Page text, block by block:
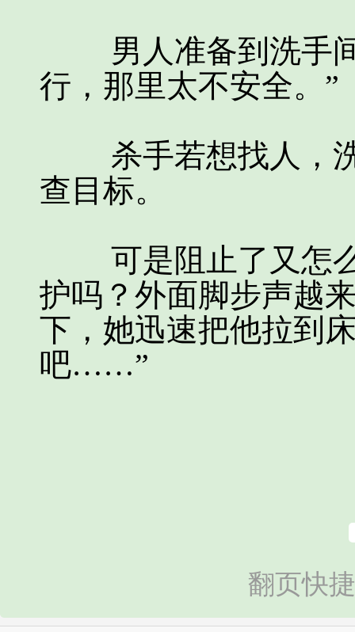
男人准备到洗手间
行，那里太不安全。”
杀手若想找人，洗
查目标。
可是阻止了又怎么
护吗？外面脚步声越
下，她迅速把他拉到
吧……”
翻页快